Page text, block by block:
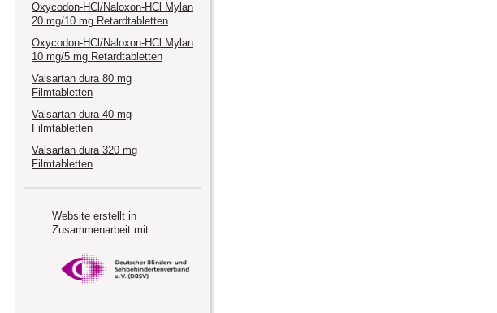
Oxycodon-HCl/Naloxon-HCl Mylan
20 mg/10 mg Retardtabletten
Oxycodon-HCl/Naloxon-HCl Mylan
10 mg/5 mg Retardtabletten
Valsartan dura 80 mg
Filmtabletten
Valsartan dura 40 mg
Filmtabletten
Valsartan dura 320 mg
Filmtabletten
Website erstellt in
Zusammenarbeit mit